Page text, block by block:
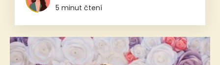
5 minut čtení